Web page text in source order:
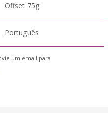
Offset 75g
Português
um email para